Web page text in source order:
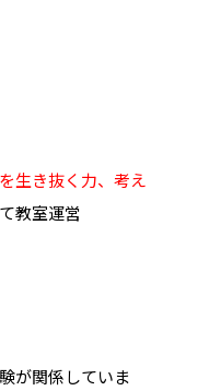
生き抜く力、考え
教室運営
が関係していま